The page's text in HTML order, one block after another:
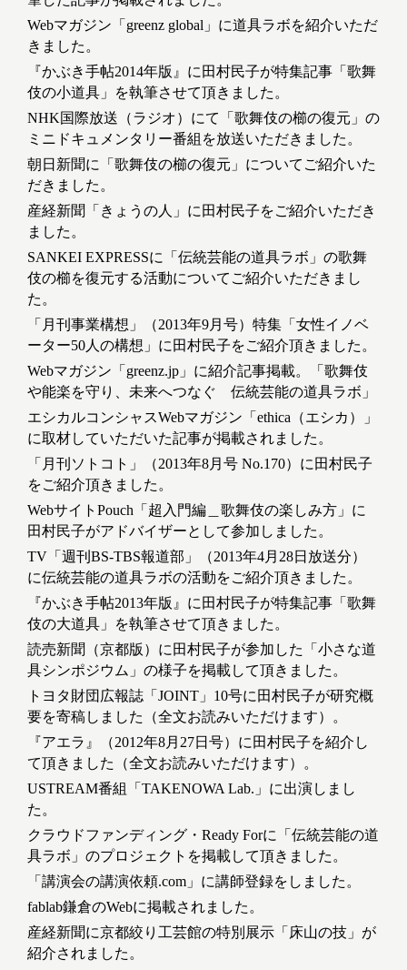
Webマガジン「greenz global」に道具ラボを紹介いただ
きました。
『かぶき手帖2014年版』に田村民子が特集記事「歌舞
伎の小道具」を執筆させて頂きました。
NHK国際放送（ラジオ）にて「歌舞伎の櫛の復元」の
ミニドキュメンタリー番組を放送いただきました。
朝日新聞に「歌舞伎の櫛の復元」についてご紹介いた
だきました。
産経新聞「きょうの人」に田村民子をご紹介いただき
ました。
SANKEI EXPRESSに「伝統芸能の道具ラボ」の歌舞
伎の櫛を復元する活動についてご紹介いただきまし
た。
「月刊事業構想」（2013年9月号）特集「女性イノベ
ーター50人の構想」に田村民子をご紹介頂きました。
Webマガジン「greenz.jp」に紹介記事掲載。「歌舞伎
や能楽を守り、未来へつなぐ 伝統芸能の道具ラボ」
エシカルコンシャスWebマガジン「ethica（エシカ）」
に取材していただいた記事が掲載されました。
「月刊ソトコト」（2013年8月号 No.170）に田村民子
をご紹介頂きました。
WebサイトPouch「超入門編＿歌舞伎の楽しみ方」に
田村民子がアドバイザーとして参加しました。
TV「週刊BS-TBS報道部」（2013年4月28日放送分）
に伝統芸能の道具ラボの活動をご紹介頂きました。
『かぶき手帖2013年版』に田村民子が特集記事「歌舞
伎の大道具」を執筆させて頂きました。
読売新聞（京都版）に田村民子が参加した「小さな道
具シンポジウム」の様子を掲載して頂きました。
トヨタ財団広報誌「JOINT」10号に田村民子が研究概
要を寄稿しました（全文お読みいただけます）。
『アエラ』（2012年8月27日号）に田村民子を紹介し
て頂きました（全文お読みいただけます）。
USTREAM番組「TAKENOWA Lab.」に出演しまし
た。
クラウドファンディング・Ready Forに「伝統芸能の道
具ラボ」のプロジェクトを掲載して頂きました。
「講演会の講演依頼.com」に講師登録をしました。
fablab鎌倉のWebに掲載されました。
産経新聞に京都絞り工芸館の特別展示「床山の技」が
紹介されました。